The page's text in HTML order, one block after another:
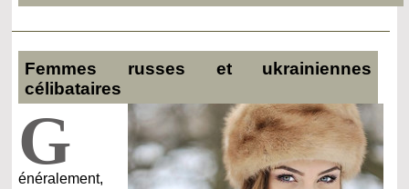
Femmes russes et ukrainiennes
célibataires
G
énéralement,